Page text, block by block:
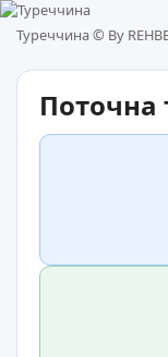
Туреччина © By
Поточна